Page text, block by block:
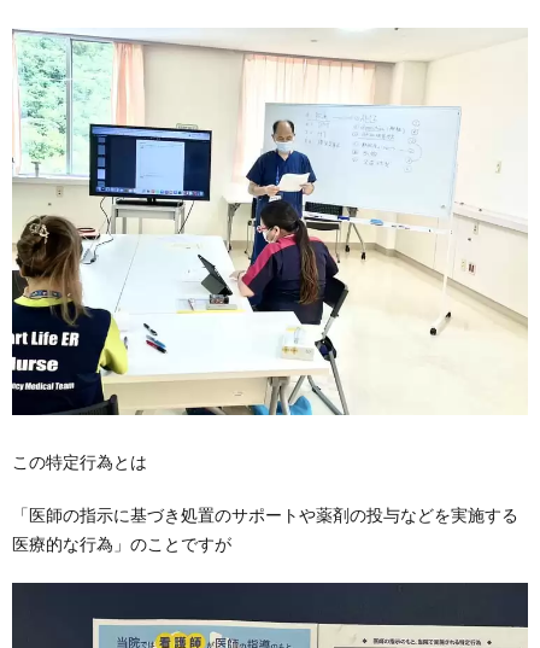
この特定行為とは
「医師の指示に基づき処置のサポートや薬剤の投与などを実施する
医療的な行為」のことですが